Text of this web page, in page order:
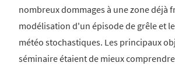
nombreux dommages à une zone déjà
modélisation d'un épisode de grêle et
météo stochastiques. Les principaux
séminaire étaient de mieux